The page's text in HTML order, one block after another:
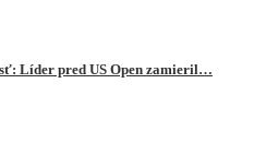
Líder pred US Open zamieril…